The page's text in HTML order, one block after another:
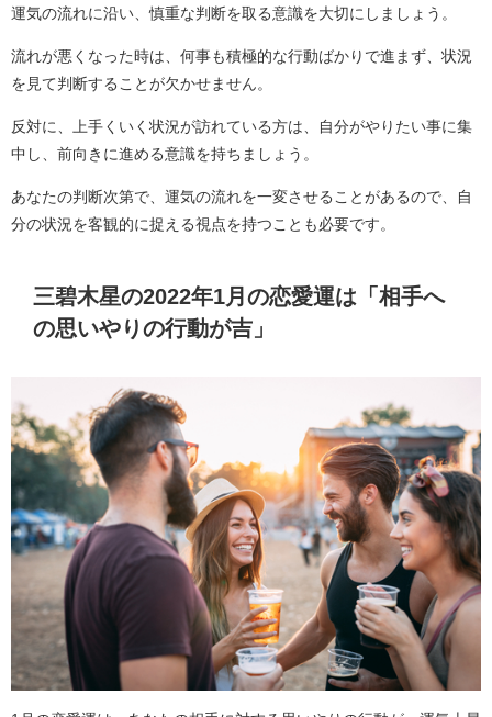
運気の流れに沿い、慎重な判断を取る意識を大切にしましょう。
流れが悪くなった時は、何事も積極的な行動ばかりで進まず、状況
を見て判断することが欠かせません。
反対に、上手くいく状況が訪れている方は、自分がやりたい事に集
中し、前向きに進める意識を持ちましょう。
あなたの判断次第で、運気の流れを一変させることがあるので、自
分の状況を客観的に捉える視点を持つことも必要です。
三碧木星の2022年1月の恋愛運は「相手へ
の思いやりの行動が吉」